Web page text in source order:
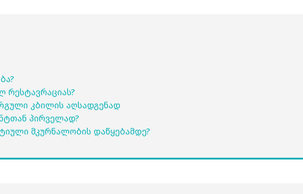
კბილის აღსადგენად
პირველად?
მკურნალობის დაწყებამდე?